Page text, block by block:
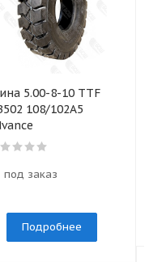
5.00-8-10 TTF
108/102A5
под заказ
Подробнее